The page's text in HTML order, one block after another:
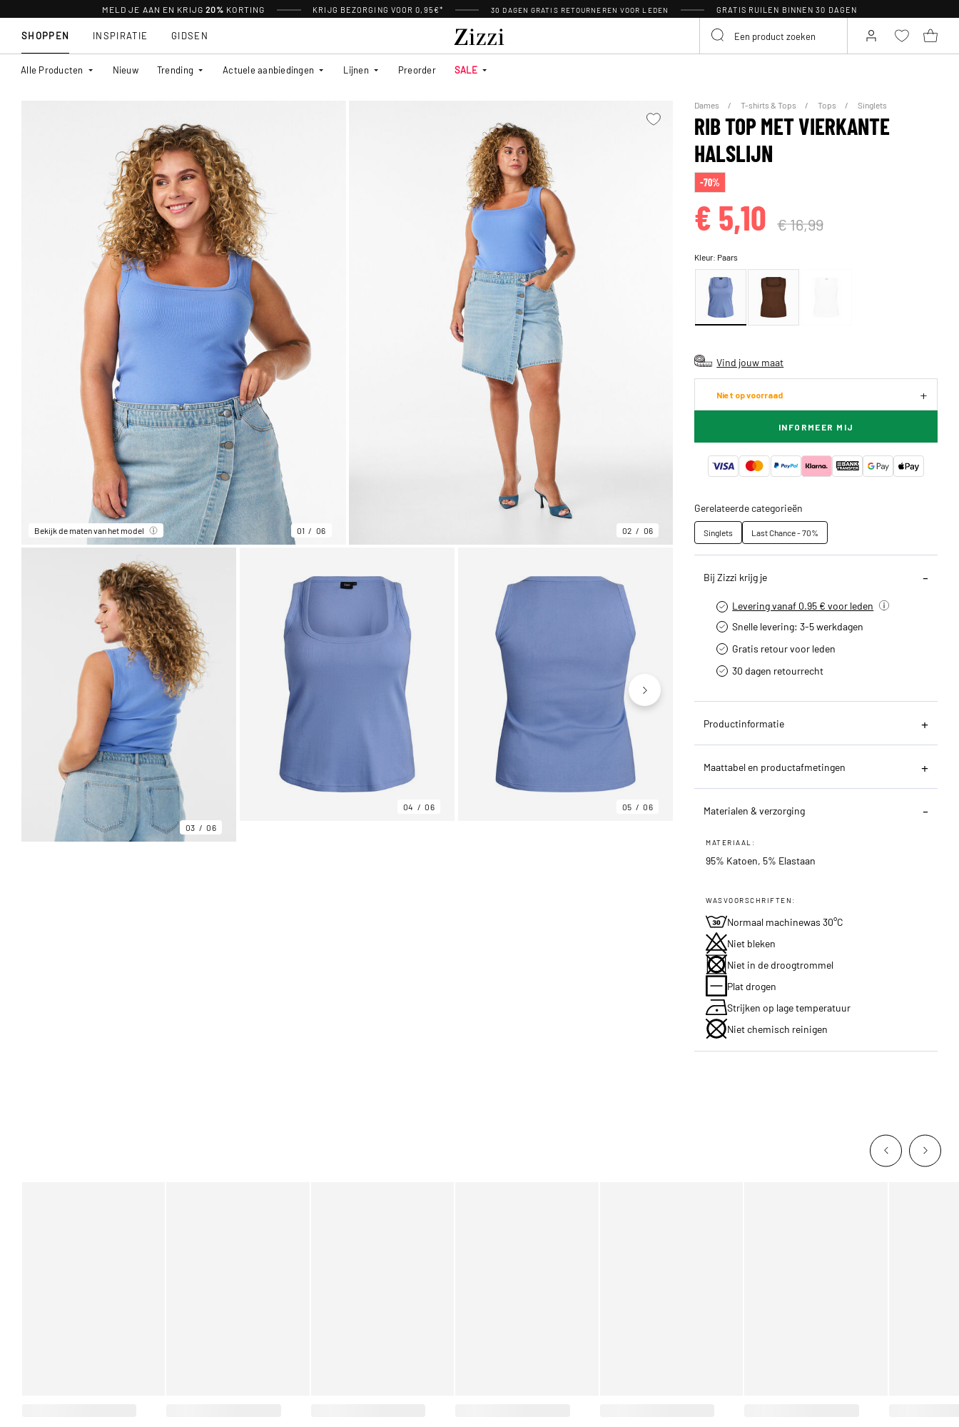
MELD JE AAN EN KRIJG 20% KORTING KRIJG BEZORGING VOOR 0,95€* 30 DAGEN GRATIS RETOURNEREN VOOR LEDEN GRATIS RUILEN BINNEN 30 DAGEN
SHOPPEN
Alle Producten Nieuw Trending Actuele aanbiedingen Lijnen Preorder SALE
INSPIRATIE GIDSEN
Bekijk de maten van het model 01 06 02 06
03 06
04 06 05 06
Dames T-shirts & Tops Tops Singlets
RIB TOP MET VIERKANTE
HALSLIJN
-70%
€ 5,10 € 16,99
Kleur: Paars
Vind jouw maat
Niet op voorraad
INFORMEER MIJ
Gerelateerde categorieën
Singlets Last Chance - 70%
Bij Zizzi krijg je
Levering vanaf 0.95 € voor leden
Snelle levering: 3-5 werkdagen
Gratis retour voor leden
30 dagen retourrecht­
Productinformatie
Maattabel en productafmetingen
Materialen & verzorging
MATERIAAL:
95% Katoen, 5% Elastaan
WASVOORSCHRIFTEN:
Normaal machinewas 30°C
Niet bleken
Niet in de droogtrommel
Plat drogen
Strijken op lage temperatuur
Niet chemisch reinigen